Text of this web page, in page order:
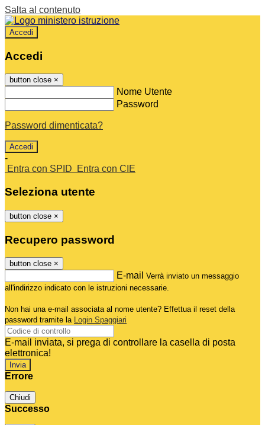
Salta al contenuto
Accedi
Accedi
button close ×
Nome Utente
Password
Password dimenticata?
-
Entra con SPID
Entra con CIE
Seleziona utente
button close ×
Recupero password
button close ×
E-mail Verrà inviato un messaggio
all'indirizzo indicato con le istruzioni necessarie.
Non hai una e-mail associata al nome utente? Effettua il reset della
password tramite la Login Spaggiari
E-mail inviata, si prega di controllare la casella di posta
elettronica!
Errore
Chiudi
Successo